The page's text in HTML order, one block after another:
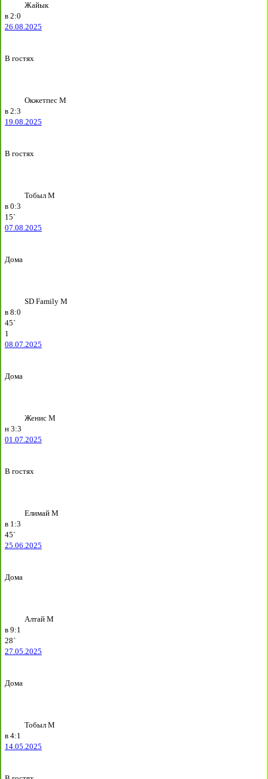
Жайык
в 2:0
26.08.2025
В гостях
Окжетпес М
в 2:3
19.08.2025
В гостях
Тобыл М
в 0:3
15`
07.08.2025
Дома
SD Family М
в 8:0
45`
1
08.07.2025
Дома
Женис М
н 3:3
01.07.2025
В гостях
Елимай М
в 1:3
45`
25.06.2025
Дома
Алтай М
в 9:1
28`
27.05.2025
Дома
Тобыл М
в 4:1
14.05.2025